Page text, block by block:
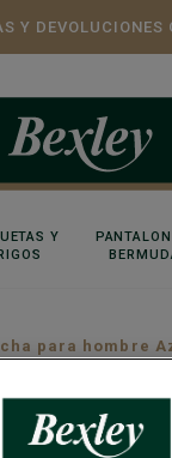
Y DEVOLUCIONES
Y
para hombre